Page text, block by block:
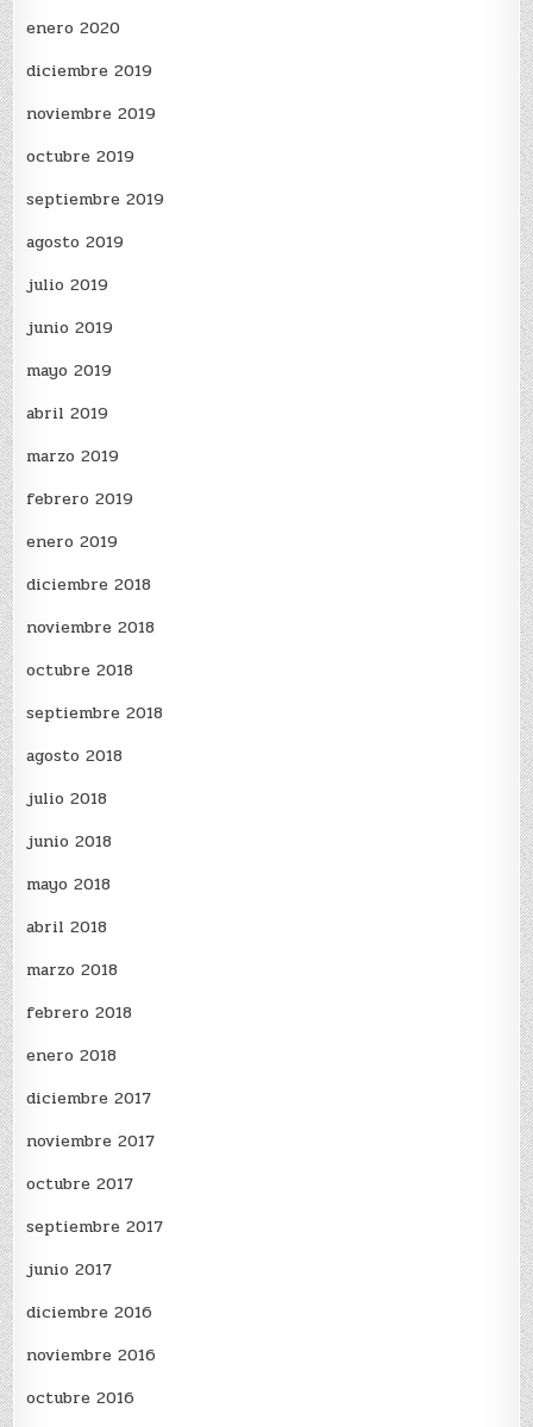
enero 2020
diciembre 2019
noviembre 2019
octubre 2019
septiembre 2019
agosto 2019
julio 2019
junio 2019
mayo 2019
abril 2019
marzo 2019
febrero 2019
enero 2019
diciembre 2018
noviembre 2018
octubre 2018
septiembre 2018
agosto 2018
julio 2018
junio 2018
mayo 2018
abril 2018
marzo 2018
febrero 2018
enero 2018
diciembre 2017
noviembre 2017
octubre 2017
septiembre 2017
junio 2017
diciembre 2016
noviembre 2016
octubre 2016